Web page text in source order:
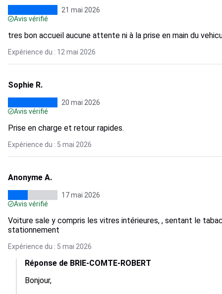
21 mai 2026
Avis vérifié
tres bon accueil aucune attente ni à la prise en main du
Expérience du : 12 mai 2026
Sophie R.
20 mai 2026
Avis vérifié
Prise en charge et retour rapides.
Expérience du : 5 mai 2026
Anonyme A.
17 mai 2026
Avis vérifié
Voiture sale y compris les vitres intérieures, , sentant le
stationnement
Expérience du : 5 mai 2026
Réponse de BRIE-COMTE-ROBERT
Bonjour,